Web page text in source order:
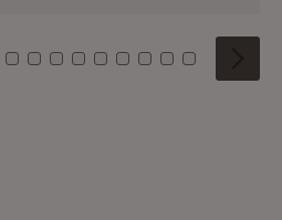
2 3 4
Kachel: 5
Zu Kachel: 6
Zu Kachel: 7
Zu Kachel: 8
Zu Kachel: 9
Zu Kachel: 10
Zu Kachel: 11
Zu Kachel: 12
Zu Kachel:
Zu